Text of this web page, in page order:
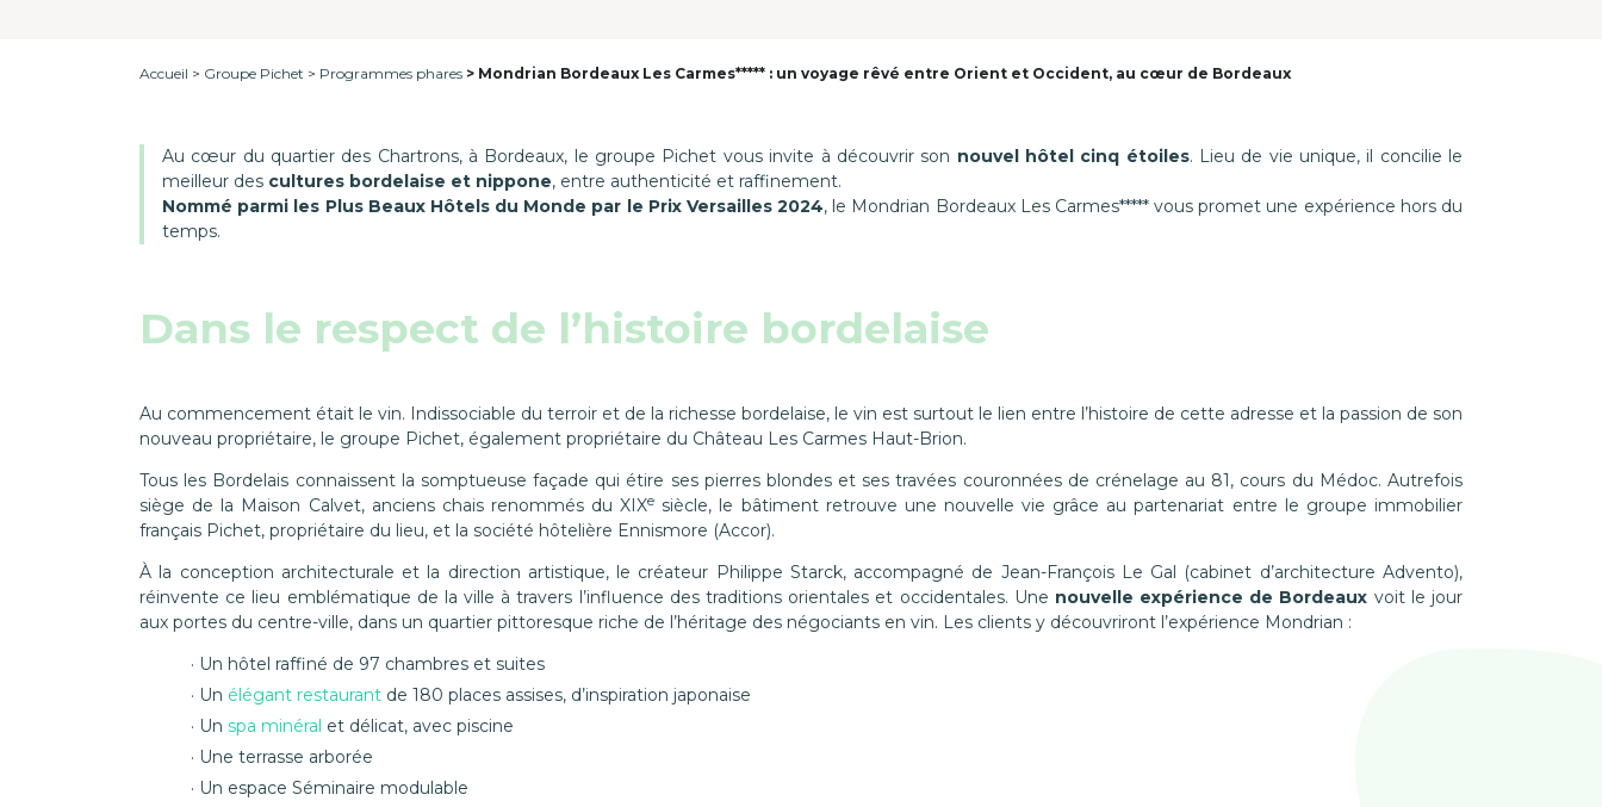
Accueil Groupe Pichet Programmes phares Mondrian Bordeaux Les Carmes***** : un voyage rêvé entre Orient et Occident, au cœur de Bordeaux
Au cœur du quartier des Chartrons, à Bordeaux, le groupe Pichet vous invite à découvrir son nouvel hôtel cinq étoiles. Lieu de vie unique, il concilie le
meilleur des cultures bordelaise et nippone, entre authenticité et raffinement.
Nommé parmi les Plus Beaux Hôtels du Monde par le Prix Versailles 2024, le Mondrian Bordeaux Les Carmes***** vous promet une expérience hors du
temps.
Dans le respect de l’histoire bordelaise
Au commencement était le vin. Indissociable du terroir et de la richesse bordelaise, le vin est surtout le lien entre l’histoire de cette adresse et la passion de son
nouveau propriétaire, le groupe Pichet, également propriétaire du Château Les Carmes Haut-Brion.
Tous les Bordelais connaissent la somptueuse façade qui étire ses pierres blondes et ses travées couronnées de crénelage au 81, cours du Médoc. Autrefois
siège de la Maison Calvet, anciens chais renommés du XIXe siècle, le bâtiment retrouve une nouvelle vie grâce au partenariat entre le groupe immobilier
français Pichet, propriétaire du lieu, et la société hôtelière Ennismore (Accor).
À la conception architecturale et la direction artistique, le créateur Philippe Starck, accompagné de Jean-François Le Gal (cabinet d’architecture Advento),
réinvente ce lieu emblématique de la ville à travers l’influence des traditions orientales et occidentales. Une nouvelle expérience de Bordeaux voit le jour
aux portes du centre-ville, dans un quartier pittoresque riche de l’héritage des négociants en vin. Les clients y découvriront l’expérience Mondrian :
Un hôtel raffiné de 97 chambres et suites
Un élégant restaurant de 180 places assises, d’inspiration japonaise
Un spa minéral et délicat, avec piscine
Une terrasse arborée
Un espace Séminaire modulable